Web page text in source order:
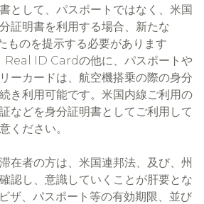
として、パスポートではなく、米国
証明書を利用する場合、新たな
ものを提示する必要があります
Real ID Cardの他に、パスポートや
ーカードは、航空機搭乗の際の身分
き利用可能です。米国内線ご利用の
などを身分証明書としてご利用して
ください。
在者の方は、米国連邦法、及び、州
認し、意識していくことが肝要とな
ザ、パスポート等の有効期限、並び